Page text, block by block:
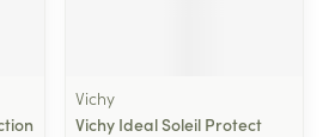
Vichy
Vichy Ideal Soleil Protect